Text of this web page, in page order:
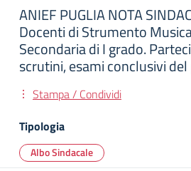
ANIEF PUGLIA NOTA
Docenti di Strumento
Secondaria di I grado.
scrutini, esami conclusivi
Stampa / Condividi
Tipologia
Albo Sindacale